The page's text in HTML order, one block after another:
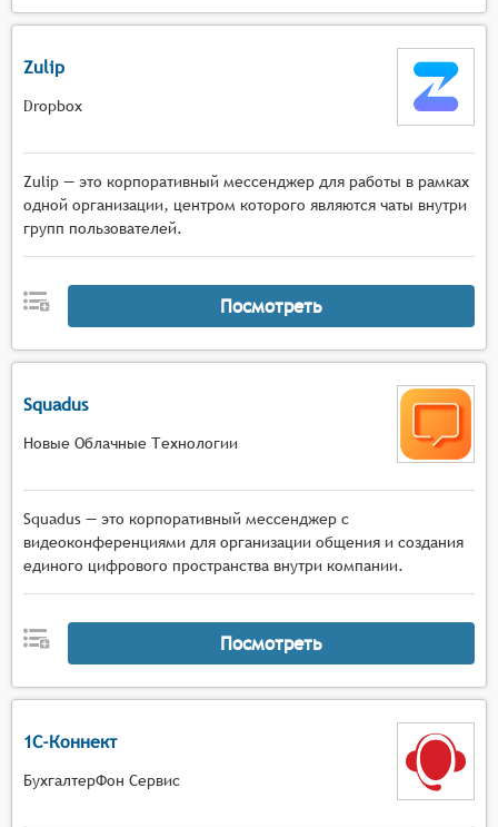
Zulip
Dropbox
Zulip — это корпоративный мессенджер для работы в рамках
одной организации, центром которого являются чаты внутри
групп пользователей.
Посмотреть
Squadus
Новые Облачные Технологии
Squadus — это корпоративный мессенджер с
видеоконференциями для организации общения и создания
единого цифрового пространства внутри компании.
Посмотреть
1С-Коннект
БухгалтерФон Сервис